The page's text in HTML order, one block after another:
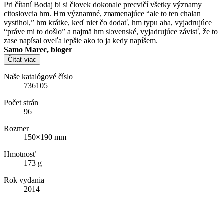
Pri čítaní Bodaj bi si človek dokonale precvičí všetky významy
citoslovcia hm. Hm významné, znamenajúce “ale to ten chalan
vystihol,” hm krátke, keď niet čo dodať, hm typu aha, vyjadrujúce
“práve mi to došlo” a najmä hm slovenské, vyjadrujúce závisť, že to
zase napísal oveľa lepšie ako to ja kedy napíšem.
Samo Marec, bloger
Čítať viac
Naše katalógové číslo
736105
Počet strán
96
Rozmer
150×190 mm
Hmotnosť
173 g
Rok vydania
2014